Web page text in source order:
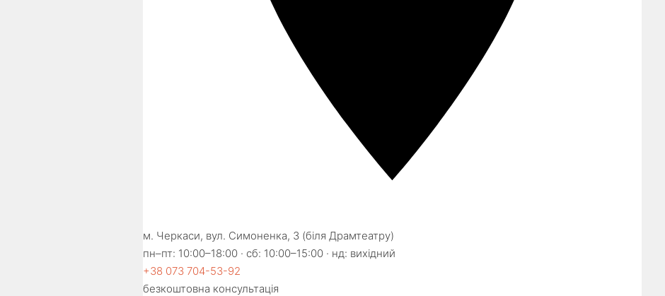
м. Черкаси, вул. Симоненка, 3 (біля Драмтеатру)
пн–пт: 10:00–18:00 · сб: 10:00–15:00 · нд: вихідний
+38 073 704-53-92
безкоштовна консультація